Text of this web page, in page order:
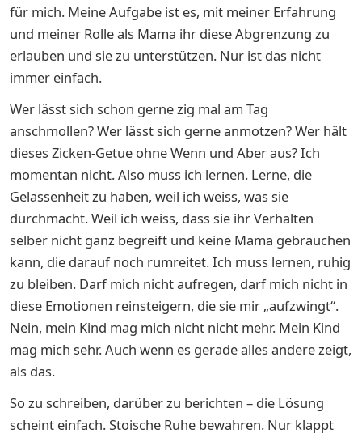
für mich. Meine Aufgabe ist es, mit meiner Erfahrung
und meiner Rolle als Mama ihr diese Abgrenzung zu
erlauben und sie zu unterstützen. Nur ist das nicht
immer einfach.
Wer lässt sich schon gerne zig mal am Tag
anschmollen? Wer lässt sich gerne anmotzen? Wer hält
dieses Zicken-Getue ohne Wenn und Aber aus? Ich
momentan nicht. Also muss ich lernen. Lerne, die
Gelassenheit zu haben, weil ich weiss, was sie
durchmacht. Weil ich weiss, dass sie ihr Verhalten
selber nicht ganz begreift und keine Mama gebrauchen
kann, die darauf noch rumreitet. Ich muss lernen, ruhig
zu bleiben. Darf mich nicht aufregen, darf mich nicht in
diese Emotionen reinsteigern, die sie mir „aufzwingt“.
Nein, mein Kind mag mich nicht nicht mehr. Mein Kind
mag mich sehr. Auch wenn es gerade alles andere zeigt,
als das.
So zu schreiben, darüber zu berichten – die Lösung
scheint einfach. Stoische Ruhe bewahren. Nur klappt